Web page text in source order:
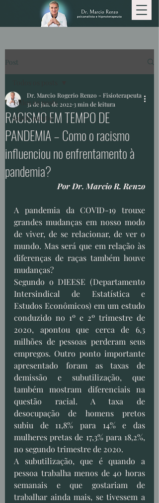
Post
Todos os posts
saúde mental
RACISMO EM TEMPO DE
PANDEMIA – Como o racismo
influenciou no enfrentamento à
pandemia?
Dr. Marcio Rogerio Renzo - Fisioterapeuta
31 de jan. de 2022 3 min de leitura
Por Dr. Marcio R. Renzo
A pandemia da COVID-19 trouxe
grandes mudanças em nosso modo
de viver, de se relacionar, de ver o
mundo. Mas será que em relação às
diferenças de raças também houve
mudanças?
Segundo o DIEESE (Departamento
Intersindical de Estatística e
Estudos Econômicos) em um estudo
conduzido no 1º e 2º trimestre de
2020, apontou que cerca de 6,3
milhões de pessoas perderam seus
empregos. Outro ponto importante
apresentado foram as taxas de
demissão e subutilização, que
também mostram diferenciais na
questão racial. A taxa de
desocupação de homens pretos
subiu de 11,8% para 14% e das
mulheres pretas de 17,3% para 18,2%,
no segundo trimestre de 2020.
A subutilização, que é quando a
pessoa trabalha menos de 40 horas
semanais e que gostariam de
trabalhar ainda mais, se tivessem a